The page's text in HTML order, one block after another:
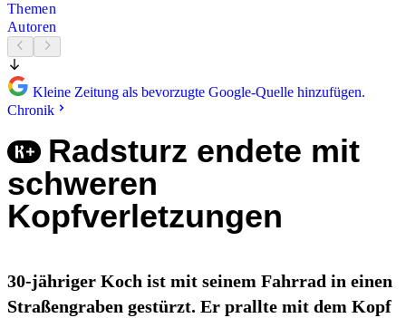
Themen
Autoren
Kleine Zeitung als bevorzugte Google-Quelle hinzufügen.
Chronik
Radsturz endete mit
schweren
Kopfverletzungen
30-jähriger Koch ist mit seinem Fahrrad in einen
Straßengraben gestürzt. Er prallte mit dem Kopf